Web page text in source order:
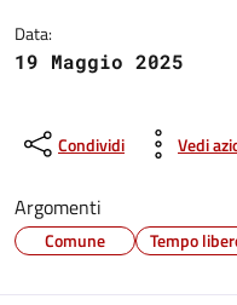
Data:
19 Maggio 2025
Condividi Vedi
Argomenti
Comune Tempo